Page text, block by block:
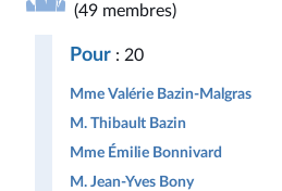
(49 membres)
Pour : 20
Mme Valérie Bazin-Malgras
M. Thibault Bazin
Mme Émilie Bonnivard
M. Jean-Yves Bony